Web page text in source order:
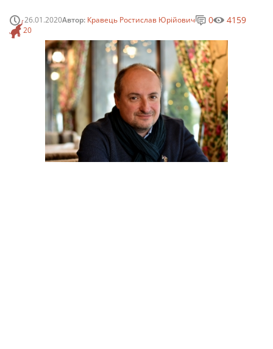
26.01.2020Автор: Кравець Ростислав Юрійович
20
0 4159